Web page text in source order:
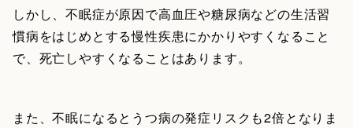
しかし、不眠症が原因で高血圧や糖尿病などの生活習
慣病をはじめとする慢性疾患にかかりやすくなること
で、死亡しやすくなることはあります。
また、不眠になるとうつ病の発症リスクも2倍となりま